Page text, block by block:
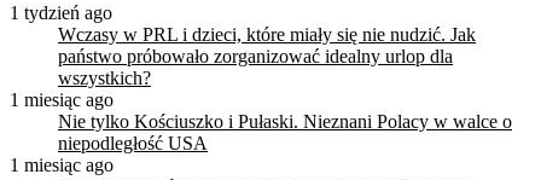
1 tydzień ago
Wczasy w PRL i dzieci, które miały się nie nudzić. Jak
państwo próbowało zorganizować idealny urlop dla
wszystkich?
1 miesiąc ago
Nie tylko Kościuszko i Pułaski. Nieznani Polacy w walce o
niepodległość USA
1 miesiąc ago